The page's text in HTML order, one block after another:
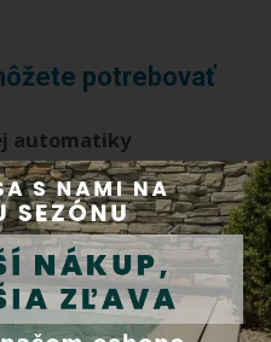
potrebovať
automatiky
(ASIN AQUA
a Profi)
- +